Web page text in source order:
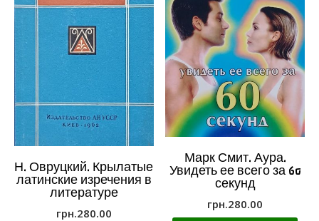
Н. Овруцкий. Крылатые
латинские изречения в
литературе
грн.280.00
Марк Смит. Аура.
Увидеть ее всего за 60
секунд
грн.280.00